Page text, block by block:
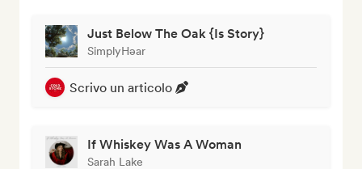
Just Below The Oak {Is Story}
SimplyHəar
Scrivo un articolo
If Whiskey Was A Woman
Sarah Lake